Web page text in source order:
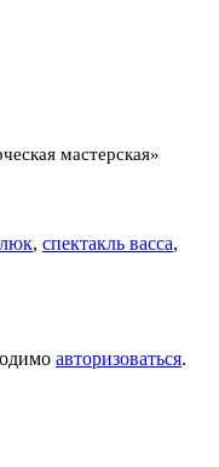
мастерская»
, спектакль васса,
авторизоваться.